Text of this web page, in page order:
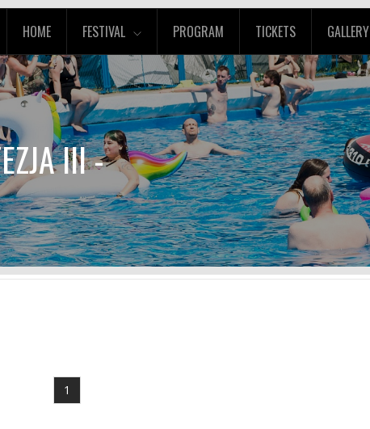
HOME FESTIVAL PROGRAM TICKETS GALLERY
III -
1